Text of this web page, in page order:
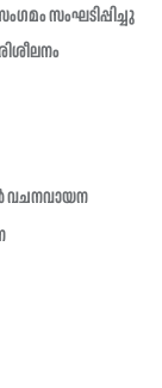
സംഘടിപ്പിച്ചു
വചനവായന